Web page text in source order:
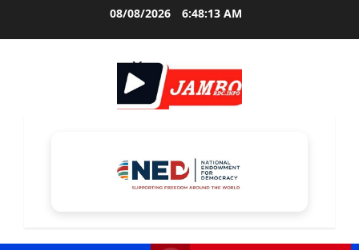
08/08/2026 6:48:14 AM